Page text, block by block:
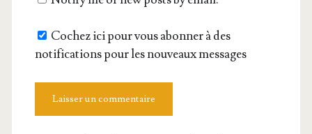
Cochez ici pour vous abonner à des
notifications pour les nouveaux messages